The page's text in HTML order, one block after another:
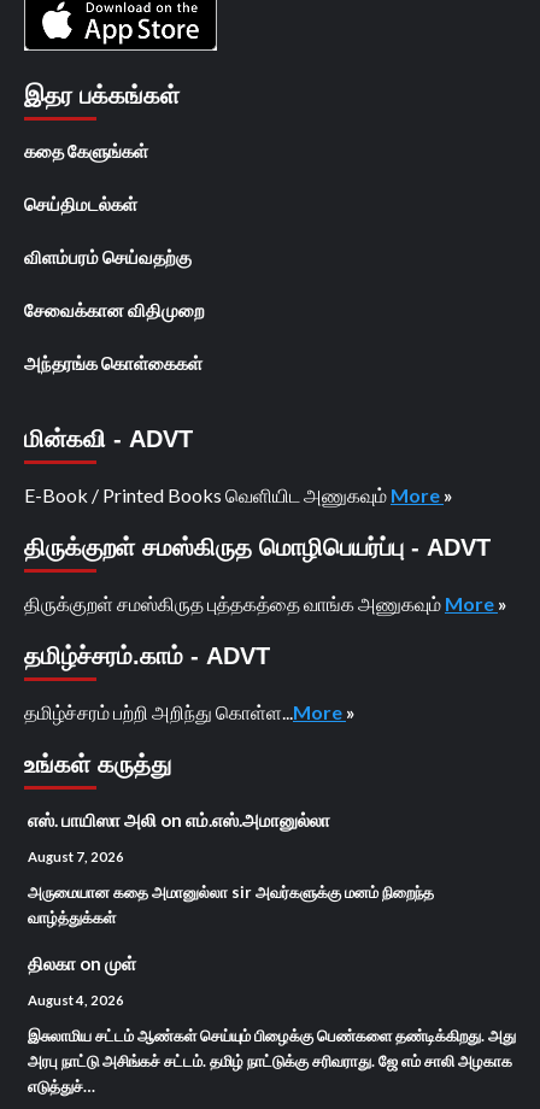
இதர பக்கங்கள்
கதை கேளுங்கள்
செய்திமடல்கள்
விளம்பரம் செய்வதற்கு
சேவைக்கான விதிமுறை
அந்தரங்க கொள்கைகள்
மின்கவி - ADVT
E-Book / Printed Books வெளியிட அணுகவும் More »
திருக்குறள் சமஸ்கிருத மொழிபெயர்ப்பு - ADVT
திருக்குறள் சமஸ்கிருத புத்தகத்தை வாங்க அணுகவும் More »
தமிழ்ச்சரம்.காம் - ADVT
தமிழ்ச்சரம் பற்றி அறிந்து கொள்ள... More »
உங்கள் கருத்து
எஸ். பாயிஸா அலி on எம்.எஸ்.அமானுல்லா
August 7, 2026
அருமையான கதை அமானுல்லா sir அவர்களுக்கு மனம் நிறைந்த
வாழ்த்துக்கள்
திலகா on முள்
August 4, 2026
இசுலாமிய சட்டம் ஆண்கள் செய்யும் பிழைக்கு பெண்களை தண்டிக்கிறது. அது
அரபு நாட்டு அசிங்கச் சட்டம். தமிழ் நாட்டுக்கு சரிவராது. ஜே எம் சாலி அழகாக
எடுத்துச்…